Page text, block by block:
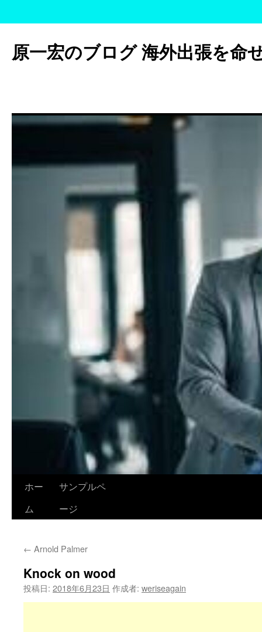
テ
ン
ッ
プ
原一宏のブログ 海外出張を命
ホー
ム
サンプルペ
ージ
← Arnold Palmer
Knock on wood
投稿日: 2018年6月23日 作成者: weriseagain